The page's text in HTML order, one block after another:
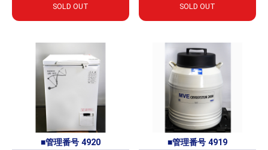
SOLD OUT SOLD OUT
■管理番号 4920 ■管理番号 4919